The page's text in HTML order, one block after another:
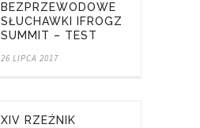
BEZPRZEWODOWE
SŁUCHAWKI IFROGZ
SUMMIT – TEST
26 LIPCA 2017
XIV RZEŹNIK